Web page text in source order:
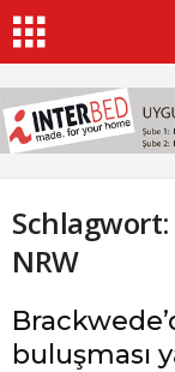
NRW
buluşması